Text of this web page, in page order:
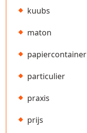
kuubs
maton
papiercontainer
particulier
praxis
prijs